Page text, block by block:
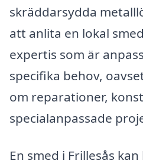
skräddarsydda
att anlita en lokal
expertis som är
specifika behov,
om reparationer,
specialanpassade
En smed i Frillesås